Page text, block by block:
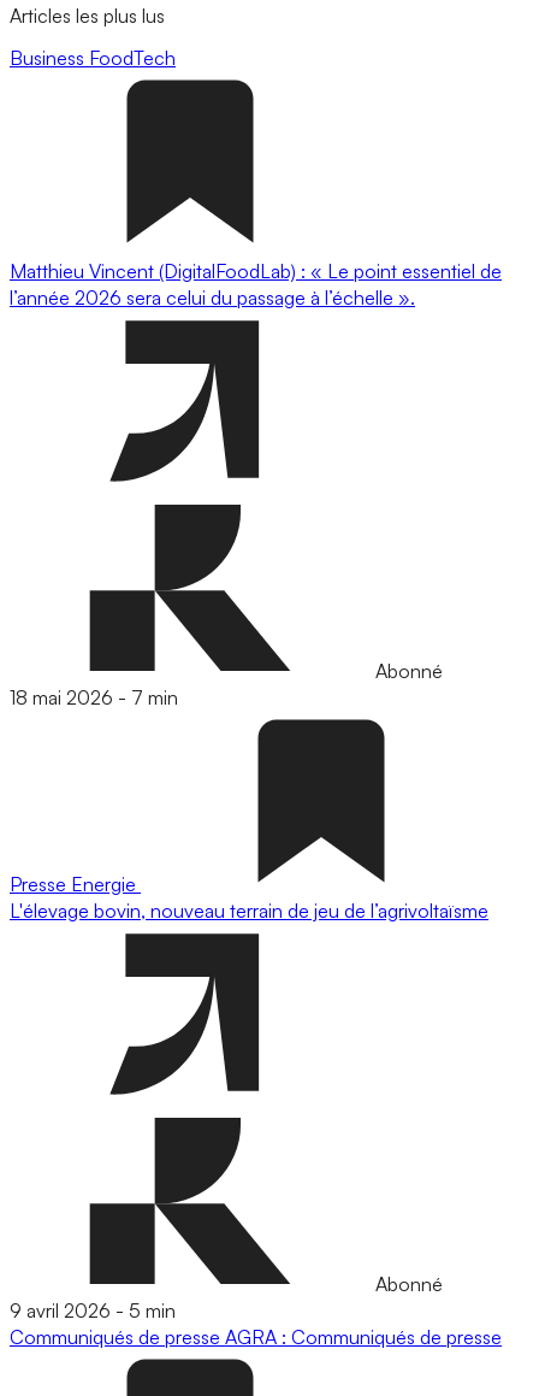
Articles les plus lus
Business FoodTech
Matthieu Vincent (DigitalFoodLab) : « Le point essentiel de
l’année 2026 sera celui du passage à l’échelle ».
Abonné
18 mai 2026 - 7 min
Presse Energie
L'élevage bovin, nouveau terrain de jeu de l’agrivoltaïsme
Abonné
9 avril 2026 - 5 min
Communiqués de presse AGRA : Communiqués de presse